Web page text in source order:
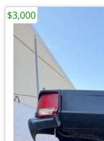
$3,000